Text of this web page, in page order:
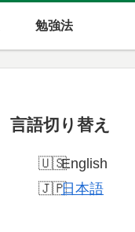
勉強法
言語切り替え
English
日本語